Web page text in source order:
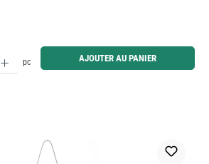
souhaitée ou utilisez les boutons pour augmenter ou
pc AJOUTER AU PANIER